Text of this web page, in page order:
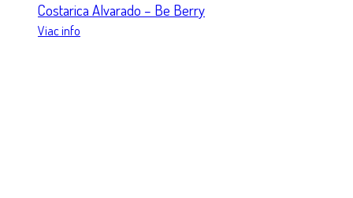
Costarica Alvarado – Be Berry
Viac info